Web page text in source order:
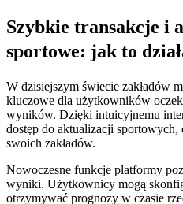
Szybkie transakcje i
sportowe: jak to
W dzisiejszym świecie zakładów
kluczowe dla użytkowników
wyników. Dzięki intuicyjnemu
dostęp do aktualizacji
swoich zakładów.
Nowoczesne funkcje platformy
wyniki. Użytkownicy mogą
otrzymywać prognozy w czasie